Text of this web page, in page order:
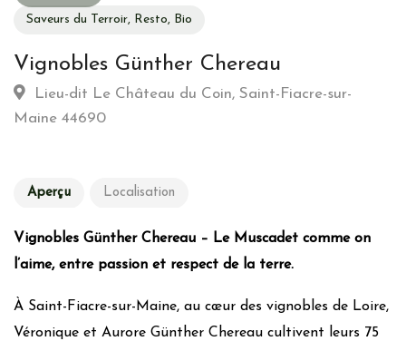
Saveurs du Terroir, Resto, Bio
Vignobles Günther Chereau
Lieu-dit Le Château du Coin, Saint-Fiacre-sur-
Maine 44690
Aperçu Localisation
Vignobles Günther Chereau – Le Muscadet comme on
l’aime, entre passion et respect de la terre.
À Saint-Fiacre-sur-Maine, au cœur des vignobles de Loire,
Véronique et Aurore Günther Chereau cultivent leurs 75